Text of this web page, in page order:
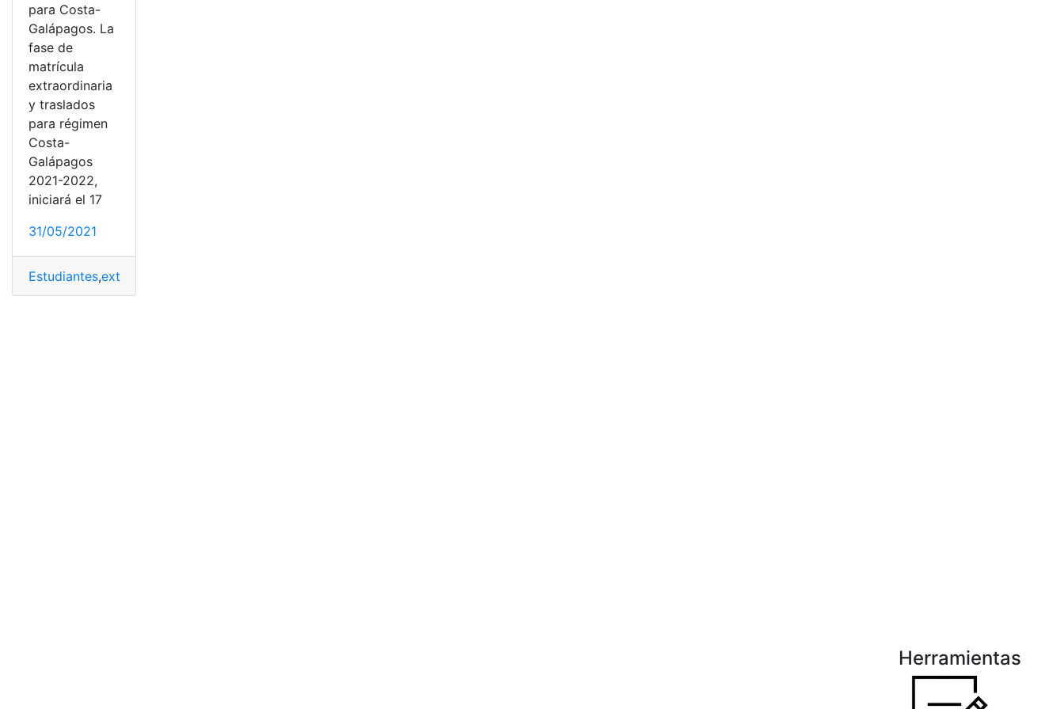
para Costa-
Galápagos. La
fase de
matrícula
extraordinaria
y traslados
para régimen
Costa-
Galápagos
2021-2022,
iniciará el 17
31/05/2021
Estudiantes,extraordinarias
Herramientas